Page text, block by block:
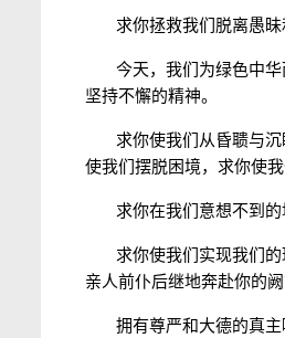
求你拯救我们脱离愚
今天，我们为绿色中
坚持不懈的精神。
求你使我们从昏聩与
使我们摆脱困境，求你使
求你在我们意想不到
求你使我们实现我们
亲人前仆后继地奔赴你的
拥有尊严和大德的真